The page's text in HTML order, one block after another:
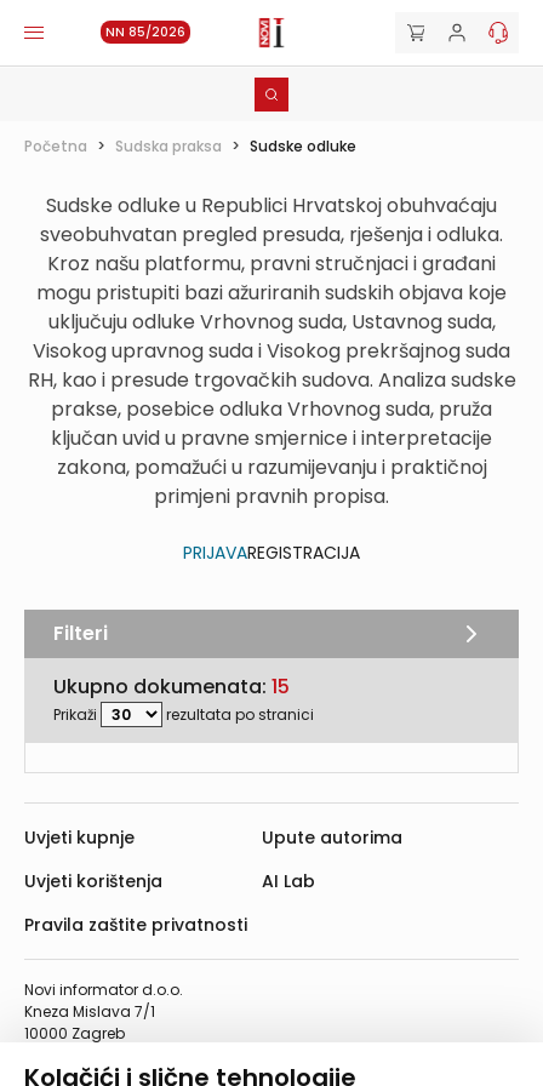
Kolačići i slične tehnologije
NN 85/2026
Početna > Sudska praksa > Sudske odluke
Sudske odluke u Republici Hrvatskoj obuhvaćaju
sveobuhvatan pregled presuda, rješenja i odluka.
Kroz našu platformu, pravni stručnjaci i građani
mogu pristupiti bazi ažuriranih sudskih objava koje
uključuju odluke Vrhovnog suda, Ustavnog suda,
Visokog upravnog suda i Visokog prekršajnog suda
RH, kao i presude trgovačkih sudova. Analiza sudske
prakse, posebice odluka Vrhovnog suda, pruža
ključan uvid u pravne smjernice i interpretacije
zakona, pomažući u razumijevanju i praktičnoj
primjeni pravnih propisa.
PRIJAVAREGISTRACIJA
Ukupno dokumenata: 15
Prikaži rezultata po stranici
Filteri
Novi informator d.o.o.
Kneza Mislava 7/1
10000 Zagreb
Telefaks: 01/4612-553
Uvjeti kupnje
Uvjeti korištenja
Pravila zaštite privatnosti
Upute autorima
AI Lab